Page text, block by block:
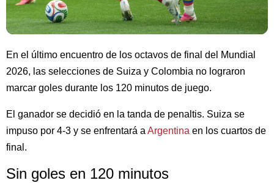
En el último encuentro de los octavos de final del Mundial
2026, las selecciones de Suiza y Colombia no lograron
marcar goles durante los 120 minutos de juego.
El ganador se decidió en la tanda de penaltis. Suiza se
impuso por 4-3 y se enfrentará a Argentina en los cuartos de
final.
Sin goles en 120 minutos